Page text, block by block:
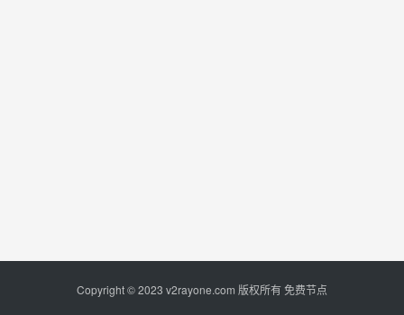
Copyright © 2023 v2rayone.com 版权所有 免费节点